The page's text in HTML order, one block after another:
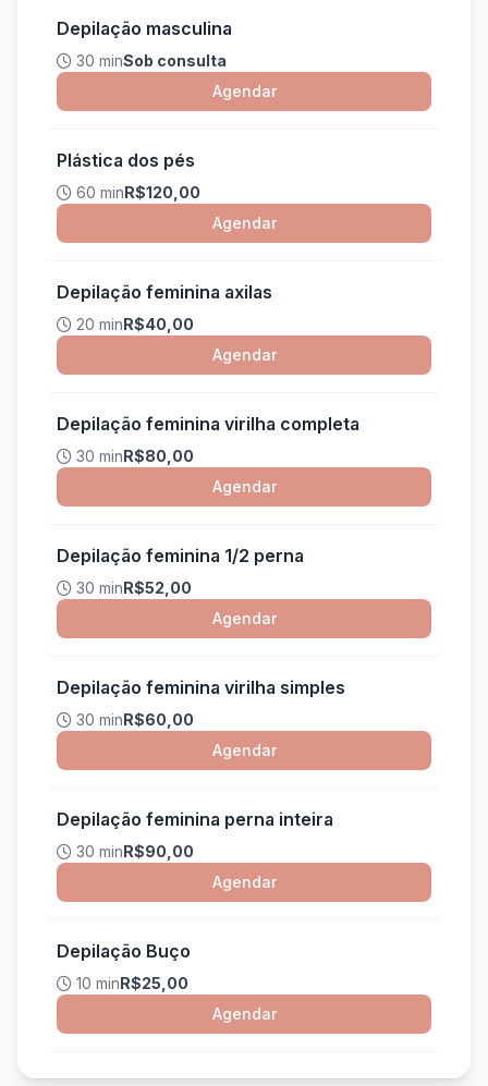
Depilação masculina
30 minSob consulta
Agendar
Plástica dos pés
60 minR$120,00
Agendar
Depilação feminina axilas
20 minR$40,00
Agendar
Depilação feminina virilha completa
30 minR$80,00
Agendar
Depilação feminina 1/2 perna
30 minR$52,00
Agendar
Depilação feminina virilha simples
30 minR$60,00
Agendar
Depilação feminina perna inteira
30 minR$90,00
Agendar
Depilação Buço
10 minR$25,00
Agendar